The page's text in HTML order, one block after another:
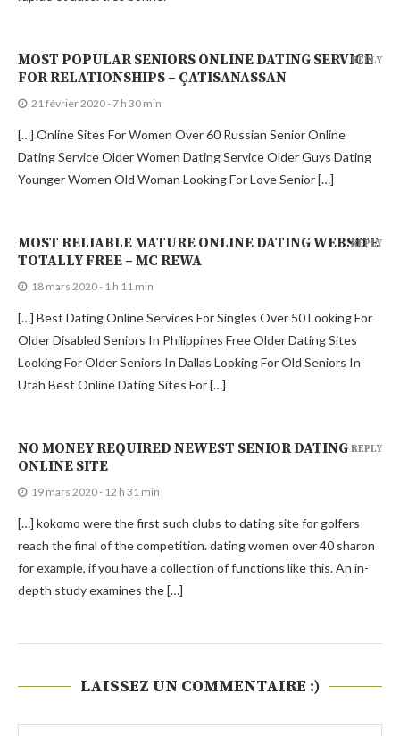
MOST POPULAR SENIORS ONLINE DATING SERVICE
FOR RELATIONSHIPS – ÇATISANASSAN
21 février 2020 - 7 h 30 min
[…] Online Sites For Women Over 60 Russian Senior Online
Dating Service Older Women Dating Service Older Guys Dating
Younger Women Old Woman Looking For Love Senior […]
REPLY
MOST RELIABLE MATURE ONLINE DATING WEBSITE
TOTALLY FREE – MC REWA
18 mars 2020 - 1 h 11 min
[…] Best Dating Online Services For Singles Over 50 Looking For
Older Disabled Seniors In Philippines Free Older Dating Sites
Looking For Older Seniors In Dallas Looking For Old Seniors In
Utah Best Online Dating Sites For […]
REPLY
NO MONEY REQUIRED NEWEST SENIOR DATING
ONLINE SITE
19 mars 2020 - 12 h 31 min
[…] kokomo were the first such clubs to dating site for golfers
reach the final of the competition. dating women over 40 sharon
for example, if you have a collection of functions like this. An in-
depth study examines the […]
REPLY
LAISSEZ UN COMMENTAIRE :)